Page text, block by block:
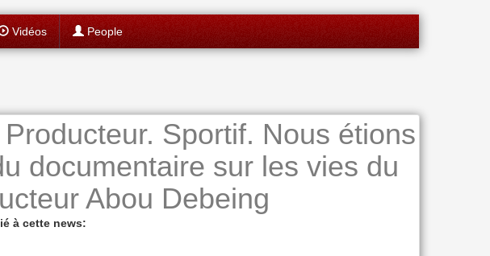
Vidéos People
Sportif. Nous étions
documentaire sur les vies du
Abou Debeing
à cette news: